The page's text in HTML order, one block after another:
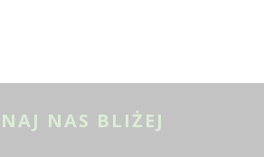
NAS BLIŻEJ